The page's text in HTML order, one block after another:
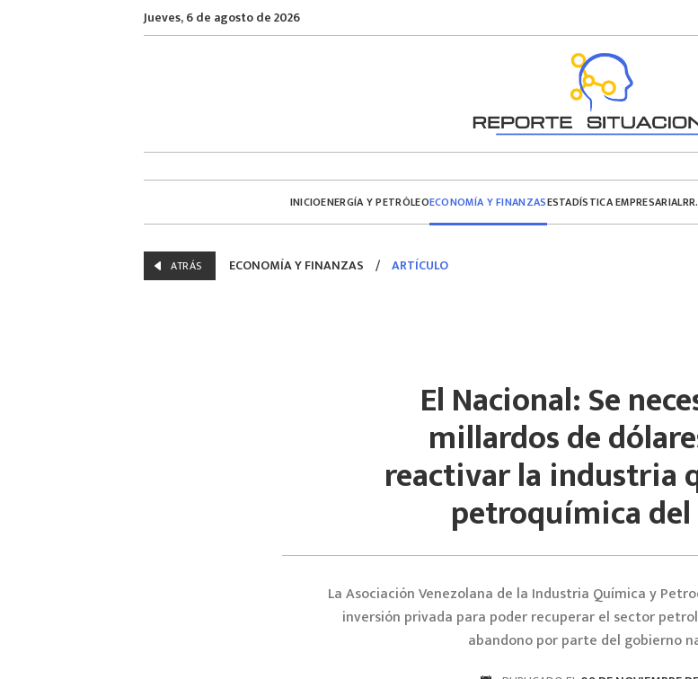
Jueves, 6 de agosto de 2026
INICIOENERGÍA Y PETRÓLEOECONOMÍA Y FINANZASESTADÍSTICA EMPRESARIAL
ATRÁS ECONOMÍA Y FINANZAS / ARTÍCULO
El Nacional: Se
millardos de
reactivar la industria
petroquímica
La Asociación Venezolana de la Industria Química y
inversión privada para poder recuperar el sector
abandono por parte del gobierno